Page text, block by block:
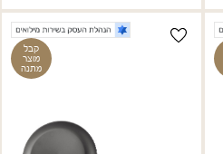
קבל
מוצר
מתנה